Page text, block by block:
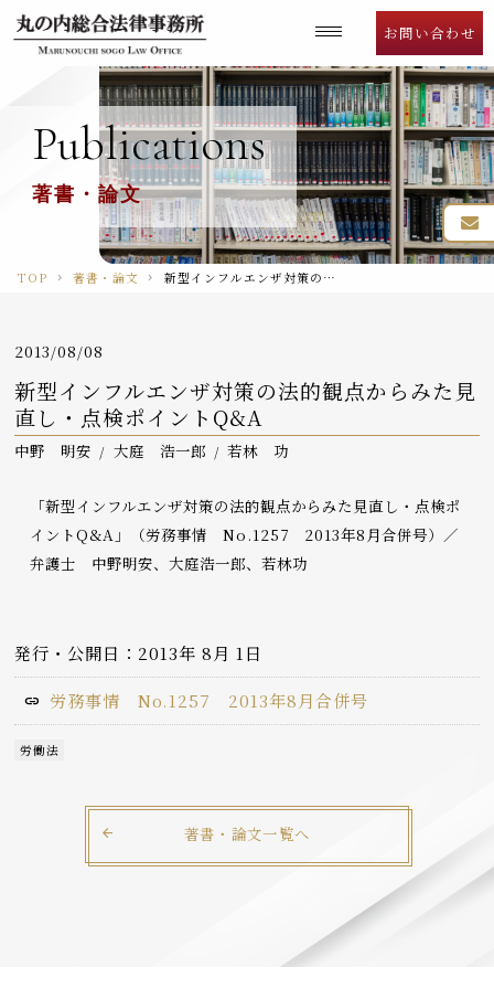
お問い合わせ
Language
Publications
著書・論文
TOP 著書・論文 新型インフルエンザ対策の法的観点からみた見直し・点検ポイントQ&A
2013/08/08
新型インフルエンザ対策の法的観点からみた見
直し・点検ポイントQ&A
中野 明安 大庭 浩一郎 若林 功
「新型インフルエンザ対策の法的観点からみた見直し・点検ポ
イントQ&A」（労務事情 No.1257 2013年8月合併号）／
弁護士 中野明安、大庭浩一郎、若林功
発行・公開日：2013年 8月 1日
労務事情 No.1257 2013年8月合併号
労働法
著書・論文一覧へ